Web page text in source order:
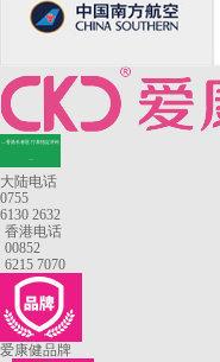
—香港长者医疗券指定牙科
大陆电话
0755
6130 2632
香港电话
00852
6215 7070
爱康健品牌